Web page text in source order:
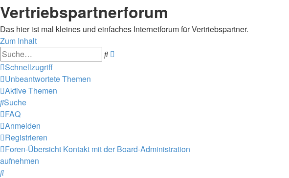
Vertriebspartnerforum
Das hier ist mal kleines und einfaches Internetforum für Vertriebspartner.
Zum Inhalt
Suche
Schnellzugriff
Unbeantwortete Themen
Aktive Themen
Suche
FAQ
Anmelden
Registrieren
Foren-Übersicht Kontakt mit der Board-Administration
aufnehmen
Suche